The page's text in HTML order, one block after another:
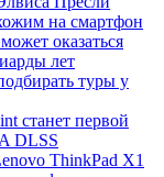
на смартфон
оказаться
лет
туры у
станет первой
DLSS
ThinkPad X1